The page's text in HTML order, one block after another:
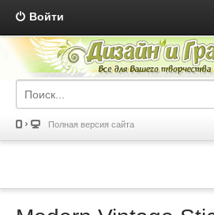
Войти
Полная версия сайта